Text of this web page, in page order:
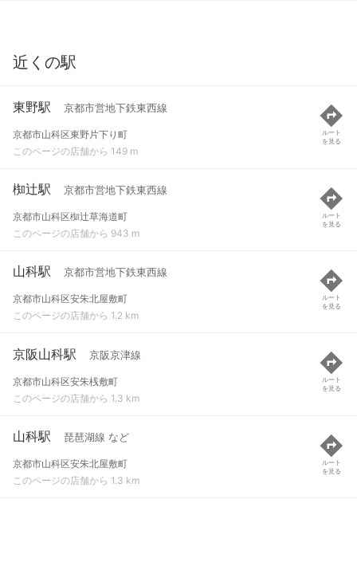
近くの駅
東野駅 京都市営地下鉄東西線
京都市山科区東野片下り町
このページの店舗から 149 m
ルート
を見る
椥辻駅 京都市営地下鉄東西線
京都市山科区椥辻草海道町
このページの店舗から 943 m
ルート
を見る
山科駅 京都市営地下鉄東西線
京都市山科区安朱北屋敷町
このページの店舗から 1.2 km
ルート
を見る
京阪山科駅 京阪京津線
京都市山科区安朱桟敷町
このページの店舗から 1.3 km
ルート
を見る
山科駅 琵琶湖線 など
京都市山科区安朱北屋敷町
このページの店舗から 1.3 km
ルート
を見る